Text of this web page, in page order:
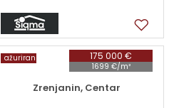
175 000 €
1699 €/m²
ažuriran
Zrenjanin, Centar